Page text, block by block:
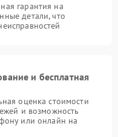
гарантия на
детали, что
и бесплатная
оценка стоимости
и возможность
или онлайн на